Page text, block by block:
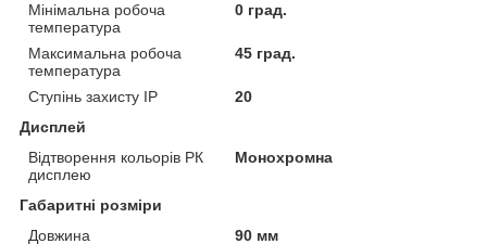
Мінімальна робоча
температура
0 град.
Максимальна робоча
температура
45 град.
Ступінь захисту IP
20
Дисплей
Відтворення кольорів РК
дисплею
Монохромна
Габаритні розміри
Довжина
90 мм